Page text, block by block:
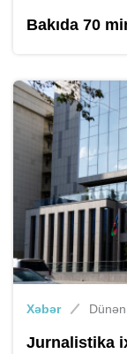
Bakıda 70
Xəbər
Jurnalistika